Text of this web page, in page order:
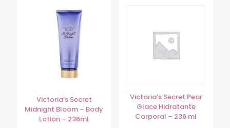
Victoria’s Secret
Midnight Bloom – Body
Lotion – 236ml
Victoria’s Secret Pear
Glace Hidratante
Corporal – 236 ml